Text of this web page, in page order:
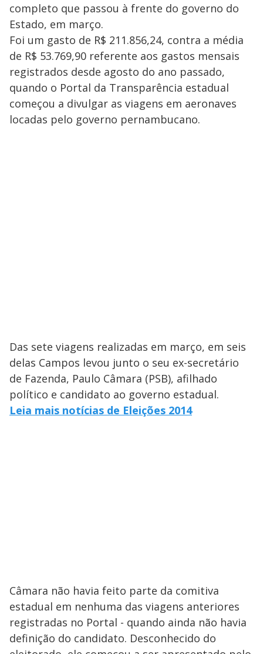
completo que passou à frente do governo do
Estado, em março.
Foi um gasto de R$ 211.856,24, contra a média
de R$ 53.769,90 referente aos gastos mensais
registrados desde agosto do ano passado,
quando o Portal da Transparência estadual
começou a divulgar as viagens em aeronaves
locadas pelo governo pernambucano.
Das sete viagens realizadas em março, em seis
delas Campos levou junto o seu ex-secretário
de Fazenda, Paulo Câmara (PSB), afilhado
político e candidato ao governo estadual.
Leia mais notícias de Eleições 2014
Câmara não havia feito parte da comitiva
estadual em nenhuma das viagens anteriores
registradas no Portal - quando ainda não havia
definição do candidato. Desconhecido do